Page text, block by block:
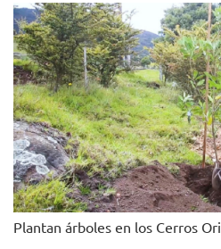
Plantan árboles en los Cerros